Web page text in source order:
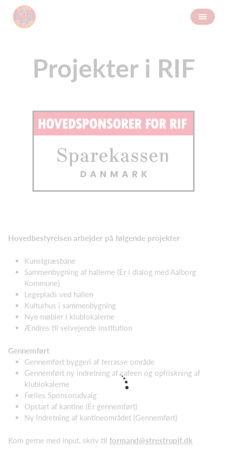
Projekter i RIF
Hovedbestyrelsen arbejder på følgende projekter
Kunstgræsbane
Sammenbygning af hallerne (Er i dialog med Aalborg
Kommune)
Legeplads ved hallen
Kulturhus i sammenbygning
Nye møbler i klublokalerne
Ændres til selvejende institution
Gennemført
Gennemført byggeri af terrasse område
Gennemført ny indretning af cafeen og opfriskning af
klublokalerne
Fælles Sponsorudvalg
Opstart af kantine (Er gennemført)
Ny indretning af kantineområdet (Gennemført)
Kom gerne med input, skriv til formand@strestrupif.dk